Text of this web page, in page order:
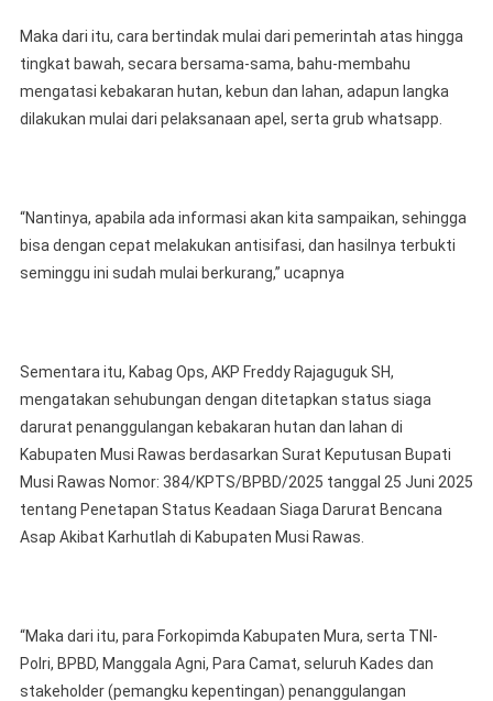
Maka dari itu, cara bertindak mulai dari pemerintah atas hingga
tingkat bawah, secara bersama-sama, bahu-membahu
mengatasi kebakaran hutan, kebun dan lahan, adapun langka
dilakukan mulai dari pelaksanaan apel, serta grub whatsapp.
“Nantinya, apabila ada informasi akan kita sampaikan, sehingga
bisa dengan cepat melakukan antisifasi, dan hasilnya terbukti
seminggu ini sudah mulai berkurang,” ucapnya
Sementara itu, Kabag Ops, AKP Freddy Rajaguguk SH,
mengatakan sehubungan dengan ditetapkan status siaga
darurat penanggulangan kebakaran hutan dan lahan di
Kabupaten Musi Rawas berdasarkan Surat Keputusan Bupati
Musi Rawas Nomor: 384/KPTS/BPBD/2025 tanggal 25 Juni 2025
tentang Penetapan Status Keadaan Siaga Darurat Bencana
Asap Akibat Karhutlah di Kabupaten Musi Rawas.
“Maka dari itu, para Forkopimda Kabupaten Mura, serta TNI-
Polri, BPBD, Manggala Agni, Para Camat, seluruh Kades dan
stakeholder (pemangku kepentingan) penanggulangan